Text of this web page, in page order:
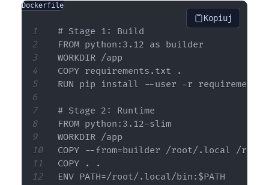
Dockerfile
Kopiuj
# Stage 1: Build
FROM python:3.12 as builder
WORKDIR /app
COPY requirements.txt .
RUN pip install --user -r
# Stage 2: Runtime
FROM python:3.12-slim
WORKDIR /app
COPY --from=builder /root/.local /
COPY . .
ENV PATH=/root/.local/bin:$PATH